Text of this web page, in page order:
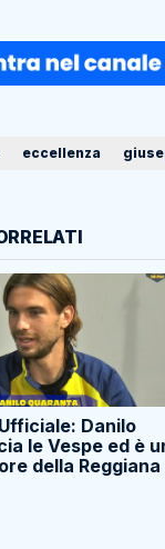
eccellenza
Danilo
le Vespe ed è
della Reggiana